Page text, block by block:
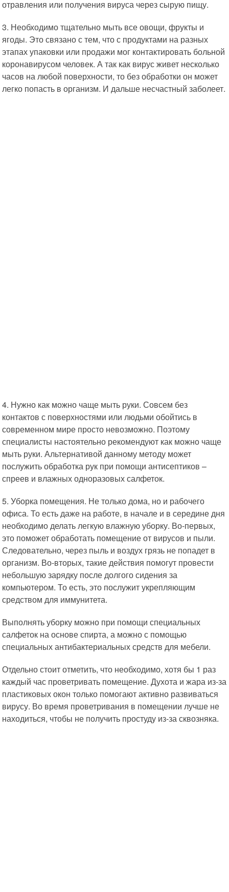
отравления или получения вируса через сырую пищу.
3. Необходимо тщательно мыть все овощи, фрукты и
ягоды. Это связано с тем, что с продуктами на разных
этапах упаковки или продажи мог контактировать больной
коронавирусом человек. А так как вирус живет несколько
часов на любой поверхности, то без обработки он может
легко попасть в организм. И дальше несчастный заболеет.
4. Нужно как можно чаще мыть руки. Совсем без
контактов с поверхностями или людьми обойтись в
современном мире просто невозможно. Поэтому
специалисты настоятельно рекомендуют как можно чаще
мыть руки. Альтернативой данному методу может
послужить обработка рук при помощи антисептиков –
спреев и влажных одноразовых салфеток.
5. Уборка помещения. Не только дома, но и рабочего
офиса. То есть даже на работе, в начале и в середине дня
необходимо делать легкую влажную уборку. Во-первых,
это поможет обработать помещение от вирусов и пыли.
Следовательно, через пыль и воздух грязь не попадет в
организм. Во-вторых, такие действия помогут провести
небольшую зарядку после долгого сидения за
компьютером. То есть, это послужит укрепляющим
средством для иммунитета.
Выполнять уборку можно при помощи специальных
салфеток на основе спирта, а можно с помощью
специальных антибактериальных средств для мебели.
Отдельно стоит отметить, что необходимо, хотя бы 1 раз
каждый час проветривать помещение. Духота и жара из-за
пластиковых окон только помогают активно развиваться
вирусу. Во время проветривания в помещении лучше не
находиться, чтобы не получить простуду из-за сквозняка.